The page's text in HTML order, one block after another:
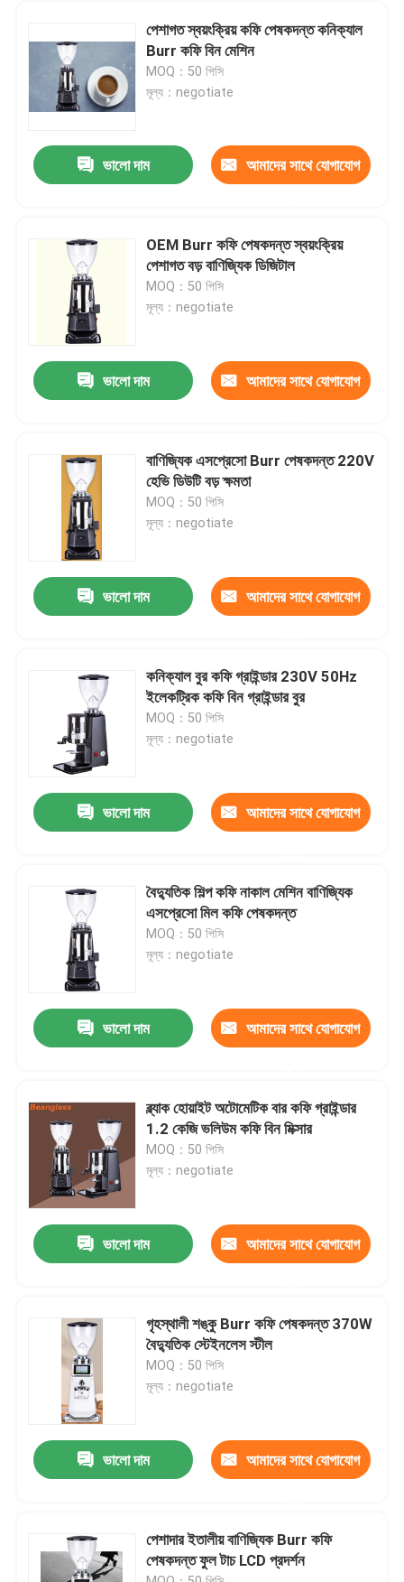
পণ্য
VR প্রদর্শন
আমাদের সম্পর্কে
মান নিয়ন্ত্রণ
যোগাযোগ করুন
মামলা
Burr কফি পেষকদন্ত
পেশাগত স্বয়ংক্রিয় কফি পেষকদন্ত কনিক্যাল
Burr কফি বিন মেশিন
MOQ：50 পিসি
মূল্য：negotiate
ভালো দাম আমাদের সাথে যোগাযোগ
OEM Burr কফি পেষকদন্ত স্বয়ংক্রিয়
পেশাগত বড় বাণিজ্যিক ডিজিটাল
MOQ：50 পিসি
মূল্য：negotiate
ভালো দাম আমাদের সাথে যোগাযোগ
বাণিজ্যিক এসপ্রেসো Burr পেষকদন্ত 220V
হেভি ডিউটি ​​বড় ক্ষমতা
MOQ：50 পিসি
মূল্য：negotiate
ভালো দাম আমাদের সাথে যোগাযোগ
কনিক্যাল বুর কফি গ্রাইন্ডার 230V 50Hz
ইলেকট্রিক কফি বিন গ্রাইন্ডার বুর
MOQ：50 পিসি
মূল্য：negotiate
ভালো দাম আমাদের সাথে যোগাযোগ
বৈদ্যুতিক শিল্প কফি নাকাল মেশিন বাণিজ্যিক
এসপ্রেসো মিল কফি পেষকদন্ত
MOQ：50 পিসি
মূল্য：negotiate
ভালো দাম আমাদের সাথে যোগাযোগ
ব্ল্যাক হোয়াইট অটোমেটিক বার কফি গ্রাইন্ডার
1.2 কেজি ভলিউম কফি বিন মিক্সার
MOQ：50 পিসি
মূল্য：negotiate
ভালো দাম আমাদের সাথে যোগাযোগ
গৃহস্থালী শঙ্কু Burr কফি পেষকদন্ত 370W
বৈদ্যুতিক স্টেইনলেস স্টীল
MOQ：50 পিসি
মূল্য：negotiate
ভালো দাম আমাদের সাথে যোগাযোগ
পেশাদার ইতালীয় বাণিজ্যিক Burr কফি
পেষকদন্ত ফুল টাচ LCD প্রদর্শন